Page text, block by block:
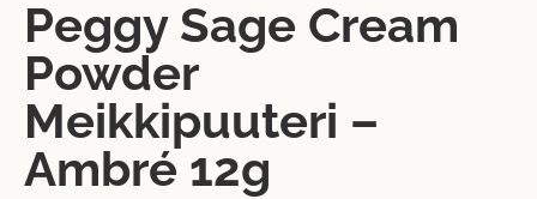
Peggy Sage Cream
Powder
Meikkipuuteri –
Ambré 12g